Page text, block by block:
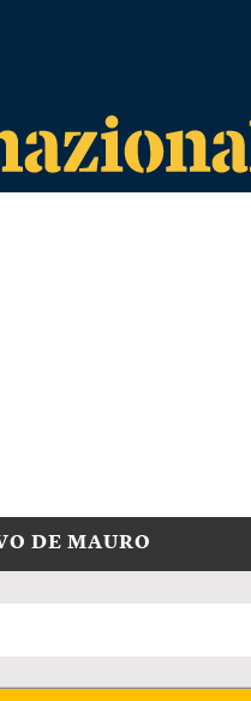
DE MAURO